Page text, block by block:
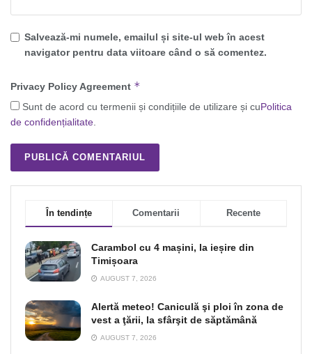
Salvează-mi numele, emailul și site-ul web în acest
navigator pentru data viitoare când o să comentez.
Privacy Policy Agreement *
Sunt de acord cu termenii și condițiile de utilizare și cuPolitica
de confidențialitate.
În tendințe Comentarii Recente
Carambol cu 4 mașini, la ieșire din
Timișoara
AUGUST 7, 2026
Alertă meteo! Caniculă şi ploi în zona de
vest a ţării, la sfârşit de săptămână
AUGUST 7, 2026